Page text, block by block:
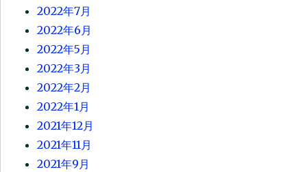
2022年7月
2022年6月
2022年5月
2022年3月
2022年2月
2022年1月
2021年12月
2021年11月
2021年9月